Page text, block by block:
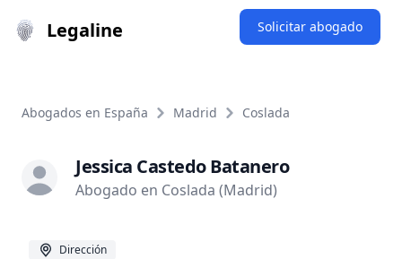
Legaline Solicitar abogado
Abogados en España Madrid Coslada
Jessica Castedo Batanero
Abogado en Coslada (Madrid)
Dirección